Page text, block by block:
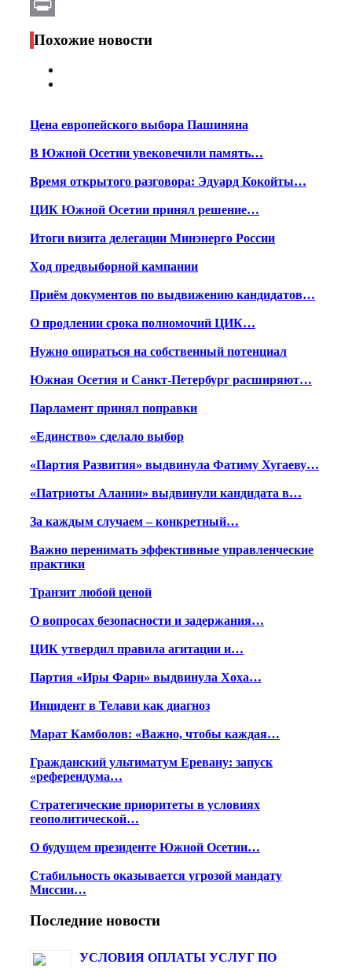
Email
Print
Похожие новости
Цена европейского выбора Пашиняна
В Южной Осетии увековечили память…
Время открытого разговора: Эдуард Кокойты…
ЦИК Южной Осетии принял решение…
Итоги визита делегации Минэнерго России
Ход предвыборной кампании
Приём документов по выдвижению кандидатов…
О продлении срока полномочий ЦИК…
Нужно опираться на собственный потенциал
Южная Осетия и Санкт-Петербург расширяют…
Парламент принял поправки
«Единство» сделало выбор
«Партия Развития» выдвинула Фатиму Хугаеву…
«Патриоты Алании» выдвинули кандидата в…
За каждым случаем – конкретный…
Важно перенимать эффективные управленческие
практики
Транзит любой ценой
О вопросах безопасности и задержания…
ЦИК утвердил правила агитации и…
Партия «Иры Фарн» выдвинула Хоха…
Инцидент в Телави как диагноз
Марат Камболов: «Важно, чтобы каждая…
Гражданский ультиматум Еревану: запуск
«референдума…
Стратегические приоритеты в условиях
геополитической…
О будущем президенте Южной Осетии…
Стабильность оказывается угрозой мандату
Миссии…
Последние новости
УСЛОВИЯ ОПЛАТЫ УСЛУГ ПО